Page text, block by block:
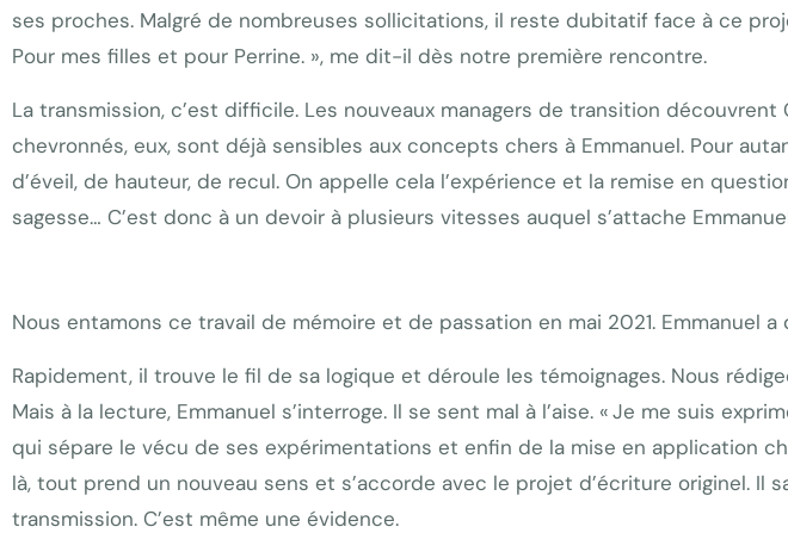
ses proches. Malgré de nombreuses sollicitations, il reste dubitatif face à ce
Pour mes filles et pour Perrine. », me dit-il dès notre première rencontre.
La transmission, c’est difficile. Les nouveaux managers de transition
chevronnés, eux, sont déjà sensibles aux concepts chers à Emmanuel. Pour
d’éveil, de hauteur, de recul. On appelle cela l’expérience et la remise en
sagesse… C’est donc à un devoir à plusieurs vitesses auquel s’attache
Nous entamons ce travail de mémoire et de passation en mai 2021. Emmanuel
Rapidement, il trouve le fil de sa logique et déroule les témoignages. Nous
Mais à la lecture, Emmanuel s’interroge. Il se sent mal à l’aise. « Je me suis
qui sépare le vécu de ses expérimentations et enfin de la mise en application
là, tout prend un nouveau sens et s’accorde avec le projet d’écriture originel. Il
transmission. C’est même une évidence.